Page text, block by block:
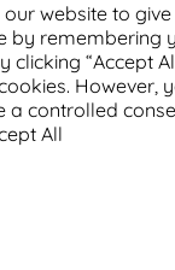
website to
by remembering
clicking “Accept
However,
a controlled
All